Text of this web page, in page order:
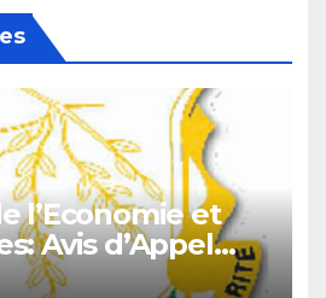
l’Economie et
Avis d’Appel
l’Achat de